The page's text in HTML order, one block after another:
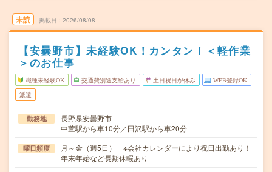
未読 掲載日 2026/08/08
【安曇野市】未経験OK！カンタン！＜軽作業
＞のお仕事
職種未経験OK 交通費別途支給あり 土日祝日が休み WEB登録OK
派遣
勤務地
長野県安曇野市
中萱駅から車10分／田沢駅から車20分
曜日頻度
月～金（週5日） ※会社カレンダーにより祝日出勤あり！
年末年始など長期休暇あり